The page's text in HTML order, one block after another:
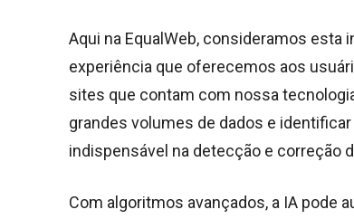
Aqui na EqualWeb, consideramos esta
experiência que oferecemos aos
sites que contam com nossa
grandes volumes de dados e
indispensável na detecção e correção
Com algoritmos avançados, a IA